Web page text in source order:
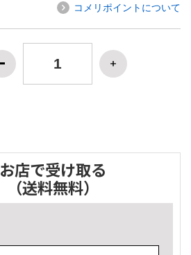
コメリポイントについて
お店で受け取る
（送料無料）